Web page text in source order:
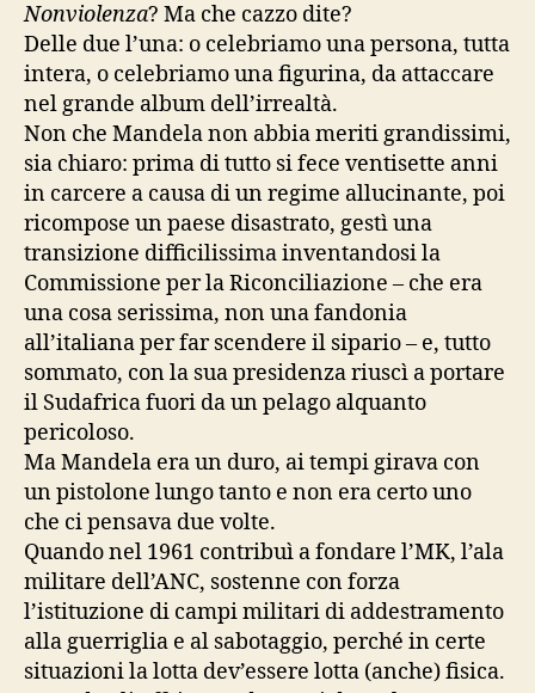
Nonviolenza? Ma che cazzo dite?
Delle due l’una: o celebriamo una persona, tutta
intera, o celebriamo una figurina, da attaccare
nel grande album dell’irrealtà.
Non che Mandela non abbia meriti grandissimi,
sia chiaro: prima di tutto si fece ventisette anni
in carcere a causa di un regime allucinante, poi
ricompose un paese disastrato, gestì una
transizione difficilissima inventandosi la
Commissione per la Riconciliazione – che era
una cosa serissima, non una fandonia
all’italiana per far scendere il sipario – e, tutto
sommato, con la sua presidenza riuscì a portare
il Sudafrica fuori da un pelago alquanto
pericoloso.
Ma Mandela era un duro, ai tempi girava con
un pistolone lungo tanto e non era certo uno
che ci pensava due volte.
Quando nel 1961 contribuì a fondare l’MK, l’ala
militare dell’ANC, sostenne con forza
l’istituzione di campi militari di addestramento
alla guerriglia e al sabotaggio, perché in certe
situazioni la lotta dev’essere lotta (anche) fisica.